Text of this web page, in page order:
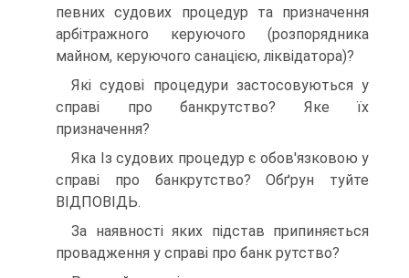
певних судових процедур та призначення
арбітражного керуючого (розпорядника
майном, керуючого санацією, ліквідатора)?
Які судові процедури застосовуються у
справі про банкрутство? Яке їх
призначення?
Яка Із судових процедур є обов'язковою у
справі про банкрутство? Обґрун туйте
ВІДПОВІДЬ.
За наявності яких підстав припиняється
провадження у справі про банк рутство?